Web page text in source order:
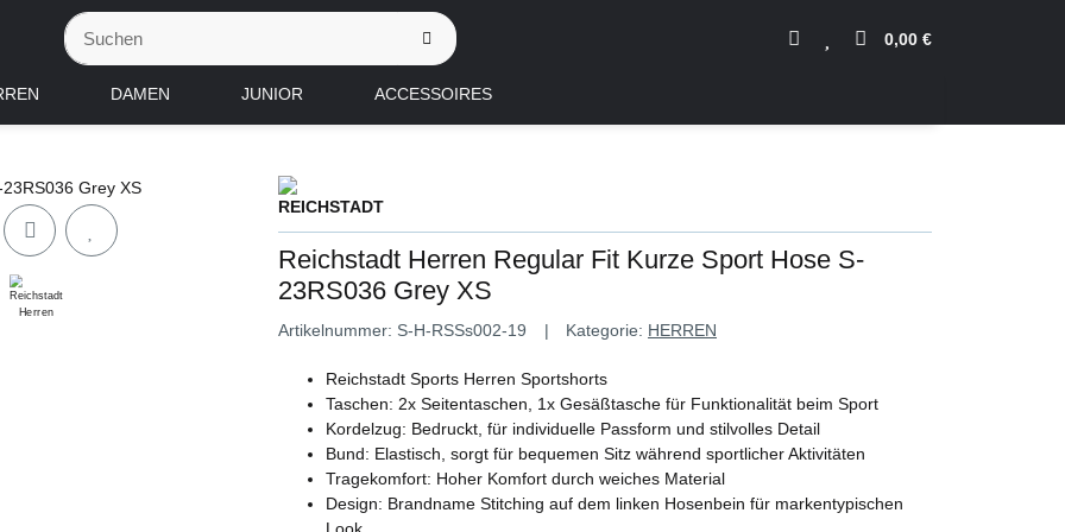
0,00 €
DAMEN JUNIOR ACCESSOIRES
Reichstadt Herren Regular Fit Kurze Sport Hose S-
23RS036 Grey XS
Artikelnummer: S-H-RSSs002-19 Kategorie: HERREN
Reichstadt Sports Herren Sportshorts
Taschen: 2x Seitentaschen, 1x Gesäßtasche für Funktionalität beim Sport
Kordelzug: Bedruckt, für individuelle Passform und stilvolles Detail
Bund: Elastisch, sorgt für bequemen Sitz während sportlicher Aktivitäten
Tragekomfort: Hoher Komfort durch weiches Material
Design: Brandname Stitching auf dem linken Hosenbein für markentypischen
Look